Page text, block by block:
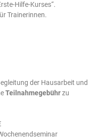
Hilfe-Kurses“.
Trainerinnen.
der Hausarbeit und
Teilnahmegebührzu